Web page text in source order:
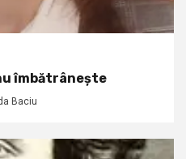
îmbătrânește
Baciu